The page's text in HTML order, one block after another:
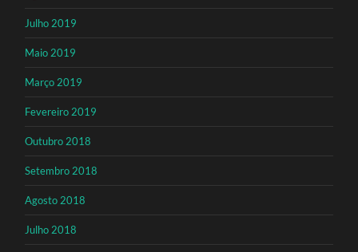
Julho 2019
Maio 2019
Março 2019
Fevereiro 2019
Outubro 2018
Setembro 2018
Agosto 2018
Julho 2018